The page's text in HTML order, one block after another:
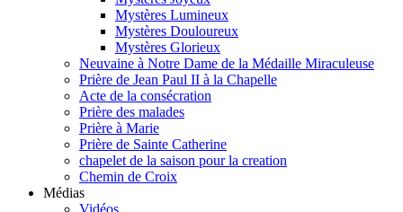
Mystères Lumineux
Mystères Douloureux
Mystères Glorieux
Neuvaine à Notre Dame de la Médaille Miraculeuse
Prière de Jean Paul II à la Chapelle
Acte de la consécration
Prière des malades
Prière à Marie
Prière de Sainte Catherine
chapelet de la saison pour la creation
Chemin de Croix
Médias
Vidéos